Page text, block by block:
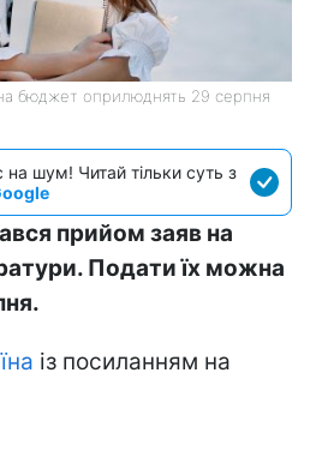
бюджет оприлюднять 29 серпня
на шум! Читай тільки суть з
прийом заяв на
Подати їх можна
із посиланням на